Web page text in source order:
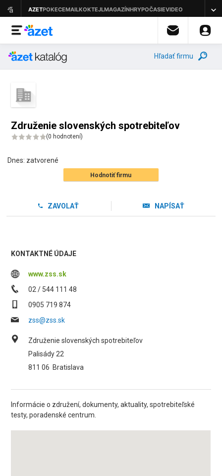
Hľadať firmu
Združenie slovenských spotrebiteľov
(0 hodnotení)
Dnes: zatvorené
Hodnotiť firmu
ZAVOLAŤ NAPÍSAŤ
KONTAKTNÉ ÚDAJE
www.zss.sk
02 / 544 111 48
0905 719 874
zss@zss.sk
Združenie slovenských spotrebiteľov
Palisády 22
811 06 Bratislava
Informácie o združení, dokumenty, aktuality, spotrebiteľské
testy, poradenské centrum.